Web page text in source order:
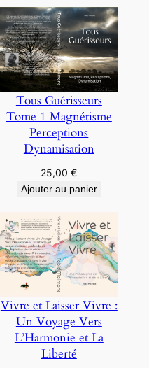
Tous Guérisseurs
Tome 1 Magnétisme
Perceptions
Dynamisation
25,00€
Ajouter au panier
Vivre et Laisser Vivre :
Un Voyage Vers
L’Harmonie et La
Liberté